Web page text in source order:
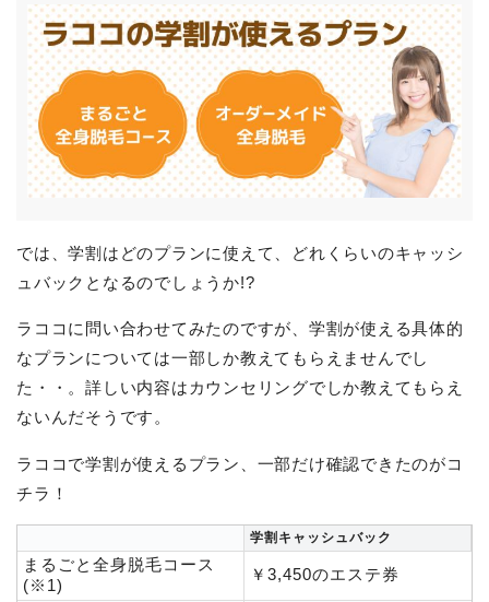
では、学割はどのプランに使えて、どれくらいのキャッシ
ュバックとなるのでしょうか!?
ラココに問い合わせてみたのですが、学割が使える具体的
なプランについては一部しか教えてもらえませんでし
た・・。詳しい内容はカウンセリングでしか教えてもらえ
ないんだそうです。
ラココで学割が使えるプラン、一部だけ確認できたのがコ
チラ！
学割キャッシュバック
まるごと全身脱毛コース
(※1)
￥3,450のエステ券